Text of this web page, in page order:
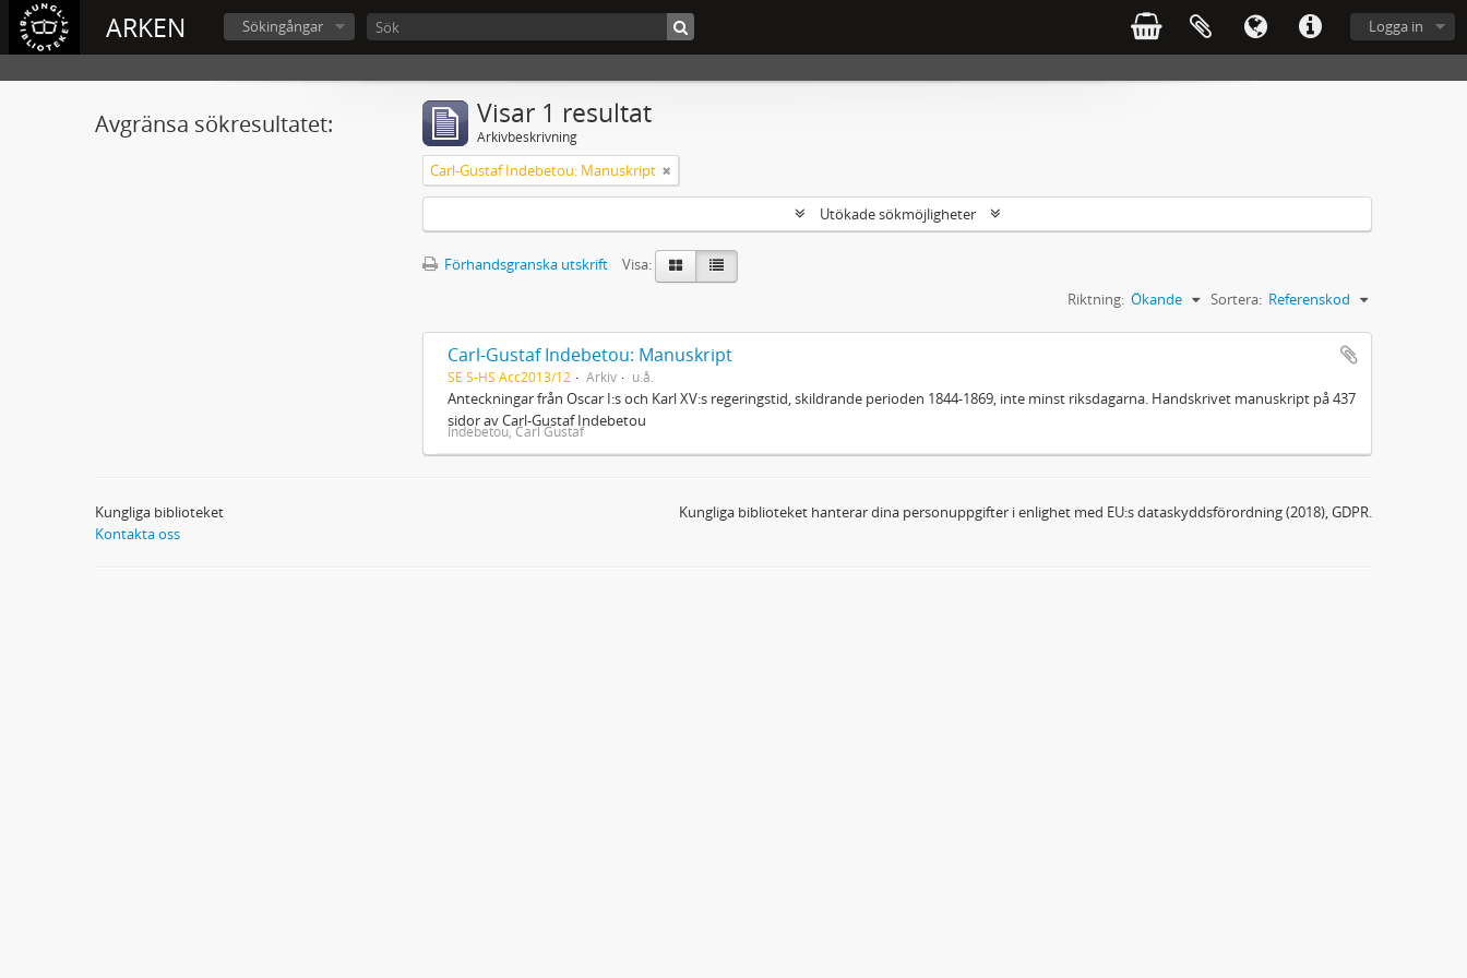
ARKEN Logga in
Sökingångar
Avgränsa sökresultatet: Visar 1 resultat
Arkivbeskrivning
Carl-Gustaf Indebetou: Manuskript
Utökade sökmöjligheter
Förhandsgranska utskrift
Visa:
Sortera: Referenskod
Riktning: Ökande
Carl-Gustaf Indebetou: Manuskript
SE S-HS Acc2013/12 Arkiv u.å.
Anteckningar från Oscar I:s och Karl XV:s regeringstid, skildrande perioden 1844-1869, inte minst riksdagarna. Handskrivet manuskript på 437
sidor av Carl-Gustaf Indebetou
Indebetou, Carl Gustaf
Kungliga biblioteket
Kontakta oss
Kungliga biblioteket hanterar dina personuppgifter i enlighet med EU:s dataskyddsförordning (2018), GDPR.